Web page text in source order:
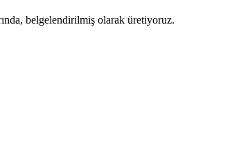
belgelendirilmiş olarak üretiyoruz.